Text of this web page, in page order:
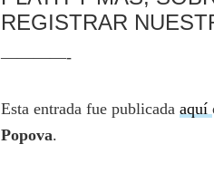
REGISTRAR
————-
Esta entrada fue publicada aquí
Popova.